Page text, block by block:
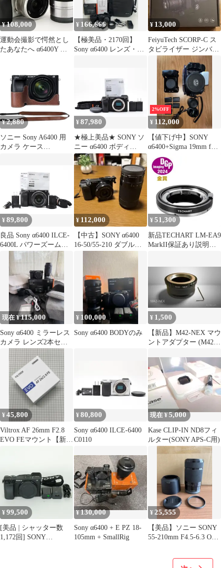
¥108,000
運動会撮影で愕然とし
たあなたへ α6400Y ダ
¥ 166,666
【極美品・2170回】
Sony α6400 レンズ・三
¥ 13,000
FeiyuTech SCORP-C ス
タビライザー ジンバル
本体
¥2,880
ソニー Sony A6400 用
カメラ ケース
ケース ハーフケース
PUレザー 三脚穴有り
ショルダーストラップ
付き ブラウン
¥87,980
★極上美品★ SONY ソ
ニー α6400 ボディ
ILCE-6400 ブラック ミ
ラーレス一眼カメラ ＃
4598
2%OFF
¥ 112,000
【値下げ中】SONY
α6400+Sigma 19mm f2.8
+ 水中ケージ
¥89,800
良品 Sony α6400 ILCE-
6400L パワーズームレ
ンズキット ブラック ね
０１０
¥ 112,000
【中古】SONY α6400
16-50/55-210 ダブルズ
¥ 51,300
新品TECHART LM-EA9
MarkII保証あり説明書
現在 ¥115,000
Sony α6400 ミラーレス
カメラ レンズ2本セッ
¥ 100,000
Sony α6400 BODYのみ
¥ 1,500
【新品】M42-NEX マウ
ントアダプター (M42レ
¥45,800
Viltrox AF 26mm F2.8
EVO FEマウント【新品
¥80,800
Sony α6400 ILCE-6400
C0110
現在 ¥5,000
Kase CLIP-IN ND8フィ
ルター(SONY APS-C用)
¥99,500
[美品 | シャッター数
1,172回] SONY
¥130,000
Sony α6400 + E PZ 18-
105mm + SmallRig
¥ 25,555
【美品】ソニー SONY
55-210mm F4.5-6.3 OSS